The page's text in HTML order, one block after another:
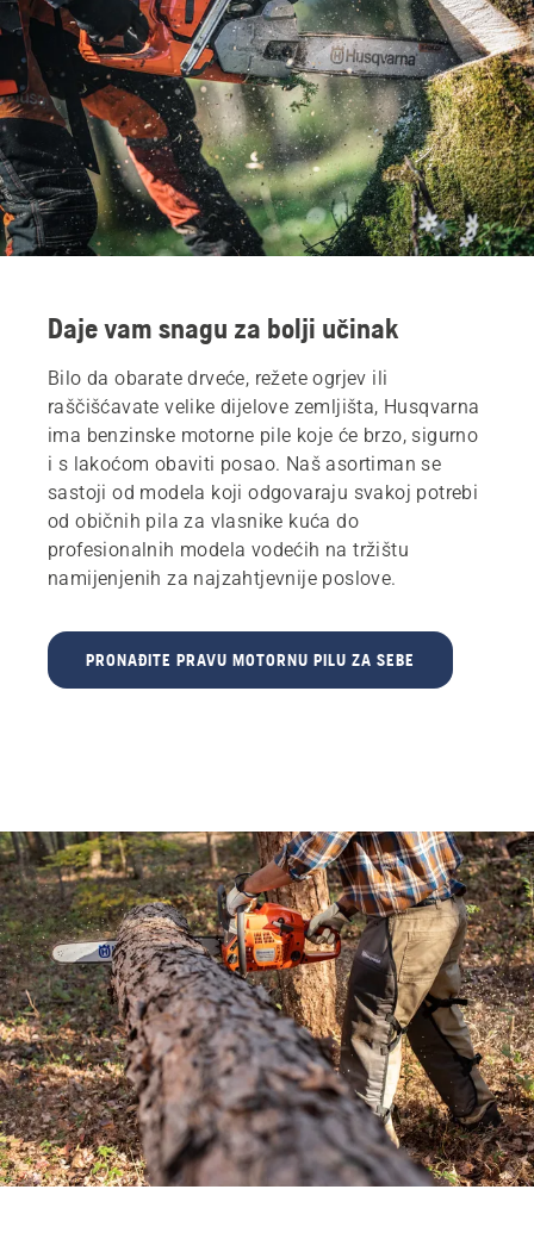
Daje vam snagu za bolji učinak
Bilo da obarate drveće, režete ogrjev ili
raščišćavate velike dijelove zemljišta, Husqvarna
ima benzinske motorne pile koje će brzo, sigurno
i s lakoćom obaviti posao. Naš asortiman se
sastoji od modela koji odgovaraju svakoj potrebi
od običnih pila za vlasnike kuća do
profesionalnih modela vodećih na tržištu
namijenjenih za najzahtjevnije poslove.
PRONAĐITE PRAVU MOTORNU PILU ZA SEBE